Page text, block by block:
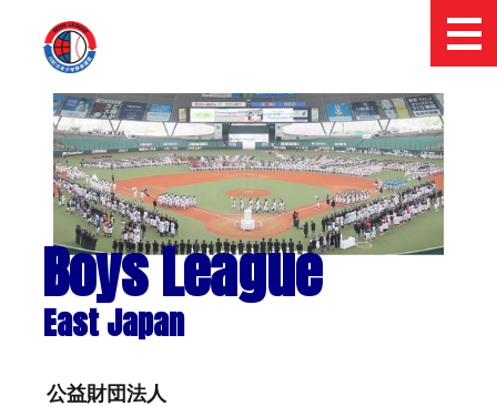
Boys League
East Japan
公益財団法人